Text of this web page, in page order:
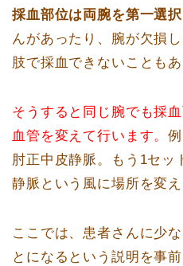
採血部位は両腕を第一選択
んがあったり、腕が欠損
肢で採血できないこともあ
そうすると同じ腕でも採
血管を変えて行います。
肘正中皮静脈。もう1セッ
静脈という風に場所を変え
ここでは、患者さんに少
とになるという説明を事